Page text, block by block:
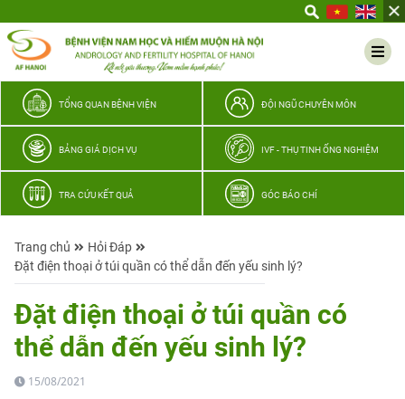
thương
Quân
TỔNG QUAN BỆNH VIỆN ĐỘI NGŨ CHUYÊN MÔN
BẢNG GIÁ DỊCH VỤ IVF - THỤ TINH ỐNG NGHIỆM
TRA CỨU KẾT QUẢ GÓC BÁO CHÍ
Trang chủ
Hỏi Đáp
Đặt điện thoại ở túi quần có thể dẫn đến yếu sinh lý?
Đặt điện thoại ở túi quần có
thể dẫn đến yếu sinh lý?
15/08/2021